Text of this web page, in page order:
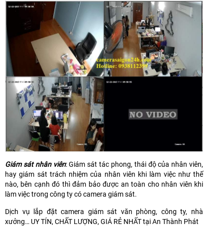
Giám sát nhân viên: Giám sát tác phong, thái độ của nhân viên,
hay giám sát trách nhiệm của nhân viên khi làm việc như thế
nào, bên cạnh đó thì đảm bảo được an toàn cho nhân viên khi
làm việc trong công ty có camera giám sát.
Dịch vụ lắp đặt camera giám sát văn phòng, công ty, nhà
xưởng… UY TÍN, CHẤT LƯỢNG, GIÁ RẺ NHẤT tại An Thành Phát